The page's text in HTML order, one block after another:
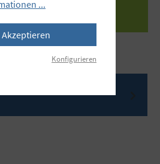
...
Akzeptieren
Konfigurieren